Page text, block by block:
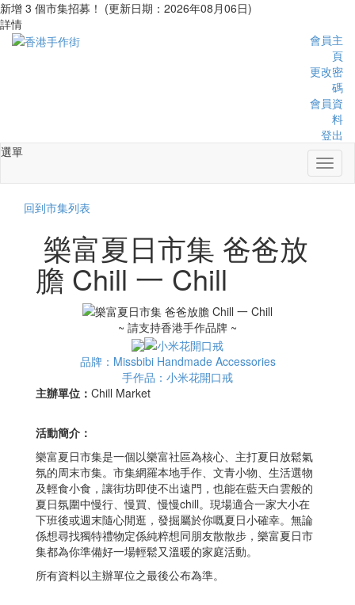
新增 3 個市集招募！ (更新日期：2026年08月06日)
詳情
會員主
頁
更改密
碼
會員資
料
登出
選單
回到市集列表
樂富夏日市集 爸爸放
膽 Chill 一 Chill
~ 請支持香港手作品牌 ~
品牌：Missbibi Handmade Accessories
手作品：小米花開口戒
主辦單位： Chill Market
活動簡介：
樂富夏日市集是一個以樂富社區為核心、主打夏日放鬆氣
氛的周末市集。市集網羅本地手作、文青小物、生活選物
及輕食小食，讓街坊即使不出遠門，也能在藍天白雲般的
夏日氛圍中慢行、慢買、慢慢chill。現場適合一家大小在
下班後或週末隨心閒逛，發掘屬於你嘅夏日小確幸。無論
係想尋找獨特禮物定係純粹想同朋友散散步，樂富夏日市
集都為你準備好一場輕鬆又溫暖的家庭活動。
所有資料以主辦單位之最後公布為準。